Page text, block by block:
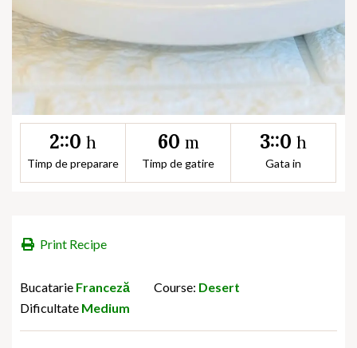
2::0 h
Timp de preparare
60 m
Timp de gatire
3::0 h
Gata in
Print Recipe
Bucatarie Franceză Course: Desert
Dificultate Medium